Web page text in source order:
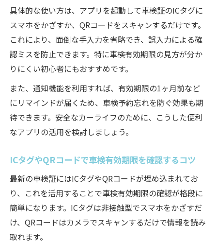
具体的な使い方は、アプリを起動して車検証のICタグに
スマホをかざすか、QRコードをスキャンするだけです。
これにより、面倒な手入力を省略でき、誤入力による確
認ミスを防止できます。特に車検有効期限の見方が分か
りにくい初心者にもおすすめです。
また、通知機能を利用すれば、有効期限の1ヶ月前など
にリマインドが届くため、車検予約忘れを防ぐ効果も期
待できます。安全なカーライフのために、こうした便利
なアプリの活用を検討しましょう。
ICタグやQRコードで車検有効期限を確認するコツ
最新の車検証にはICタグやQRコードが埋め込まれてお
り、これを活用することで車検有効期限の確認が格段に
簡単になります。ICタグは非接触型でスマホをかざすだ
け、QRコードはカメラでスキャンするだけで情報を読み
取れます。